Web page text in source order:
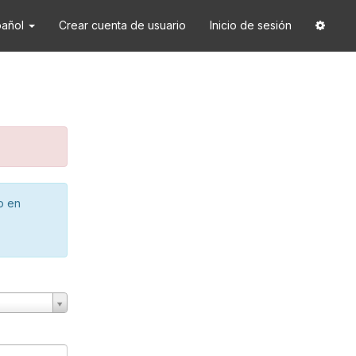
Crear cuenta de usuario Inicio de sesión
en